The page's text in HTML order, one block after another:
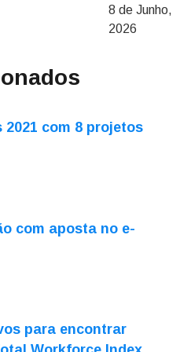
8 de Junho,
2026
com 8 projetos
com aposta no e-
para encontrar